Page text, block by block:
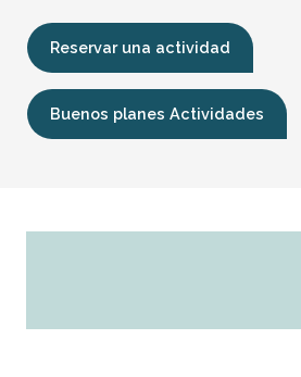
Reservar una actividad
Buenos planes Actividades